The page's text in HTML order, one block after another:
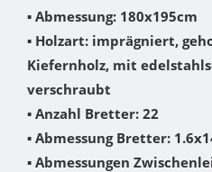
▪ Abmessung: 180x195cm
▪ Holzart: imprägniert,
Kiefernholz, mit
verschraubt
▪ Anzahl Bretter: 22
▪ Abmessung Bretter:
▪ Abmessungen